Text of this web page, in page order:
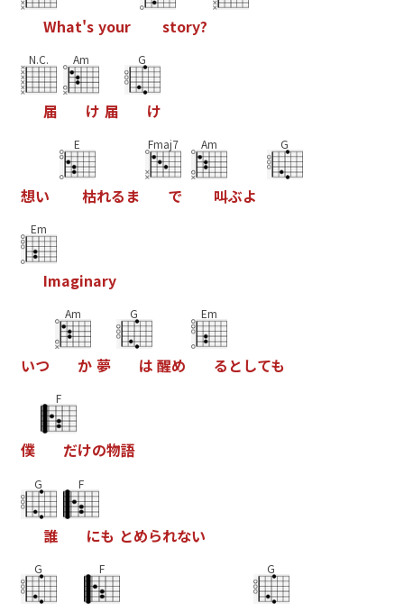
What's your story?
N.C.
届
Am
け 届
G
け
想い
E
枯れる ま
Fmaj7
で
Am
叫ぶよ
G
Em
Imaginary
いつ
Am
か 夢
G
は 醒め
Em
る と しても
僕
F
だけの物語
G
誰
F
にも とめられない
G F G